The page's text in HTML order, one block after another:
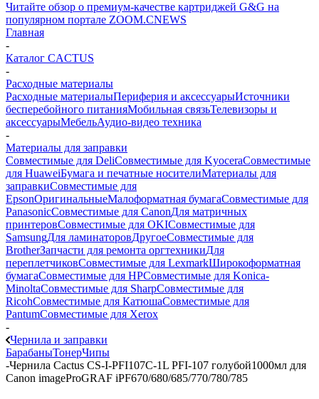
Читайте обзор о премиум-качестве картриджей G&G на
популярном портале ZOOM.CNEWS
Главная
-
Каталог CACTUS
-
Расходные материалы
Расходные материалыПериферия и аксессуарыИсточники
бесперебойного питанияМобильная связьТелевизоры и
аксессуарыМебельАудио-видео техника
-
Материалы для заправки
Совместимые для DeliСовместимые для KyoceraСовместимые
для HuaweiБумага и печатные носителиМатериалы для
заправкиСовместимые для
EpsonОригинальныеМалоформатная бумагаСовместимые для
PanasonicСовместимые для CanonДля матричных
принтеровСовместимые для OKIСовместимые для
SamsungДля ламинаторовДругоеСовместимые для
BrotherЗапчасти для ремонта оргтехникиДля
переплетчиковСовместимые для LexmarkШирокоформатная
бумагаСовместимые для HPСовместимые для Konica-
MinoltaСовместимые для SharpСовместимые для
RicohСовместимые для КатюшаСовместимые для
PantumСовместимые для Xerox
-
Чернила и заправки
БарабаныТонерЧипы
-Чернила Cactus CS-I-PFI107C-1L PFI-107 голубой1000мл для
Canon imageProGRAF iPF670/680/685/770/780/785